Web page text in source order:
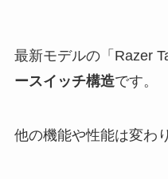
最新モデルの「Razer
ースイッチ構造です。
他の機能や性能は変わ